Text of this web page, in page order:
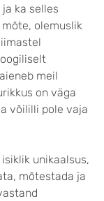
ka selles
olemuslik
meil
on väga
võililli pole vaja
unikaalsus,
mõtestada ja